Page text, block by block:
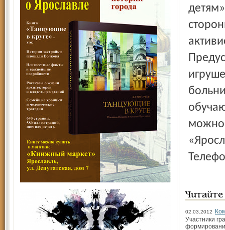
можно
02.03.2012
Участники